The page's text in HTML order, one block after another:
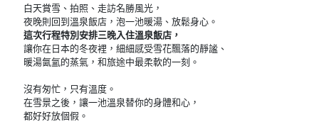
白天賞雪、拍照、走訪名勝風光，
夜晚則回到溫泉飯店，泡一池暖湯、放鬆身心。
這次行程特別安排三晚入住溫泉飯店，
讓你在日本的冬夜裡，細細感受雪花飄落的靜謐、
暖湯氤氳的蒸氣，和旅途中最柔軟的一刻。
沒有匆忙，只有溫度。
在雪景之後，讓一池溫泉替你的身體和心，
都好好放個假。